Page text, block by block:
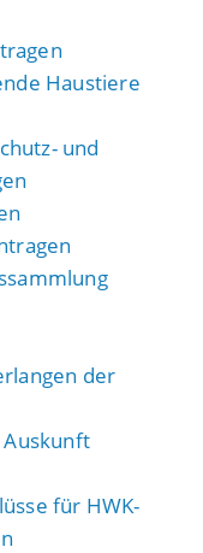
Haustiere
und
der
für HWK-